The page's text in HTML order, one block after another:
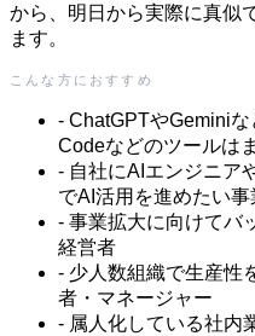
から、明日から実際に真似
ます。
こんな方におすすめ
- ChatGPTやGemini
Codeなどのツールは
- 自社にAIエンジニア
でAI活用を進めたい
- 事業拡大に向けてバ
経営者
- 少人数組織で生産性
者・マネージャー
- 属人化している社内